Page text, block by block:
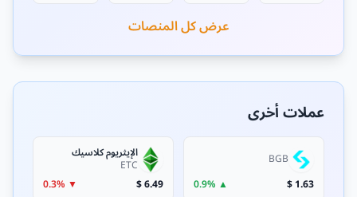
عرض كل المنصات
عملات أخرى
BGB
1.63 $
▲ 0.9%
الإيثريوم كلاسيك
ETC
6.49 $
▼ 0.3%